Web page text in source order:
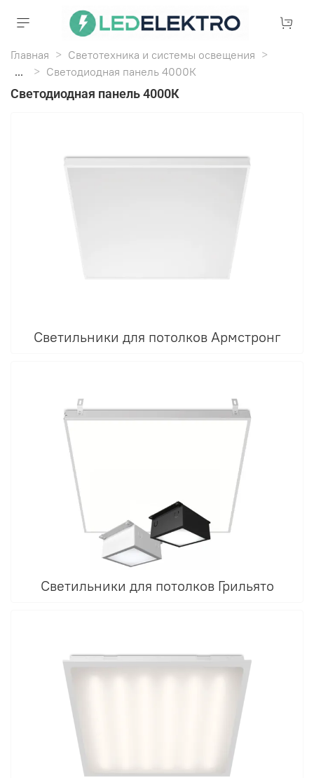
Главная
Светотехника и системы освещения
...
Светодиодная панель 4000К
Светодиодная панель 4000К
Светильники для потолков Армстронг
Светильники для потолков Грильято